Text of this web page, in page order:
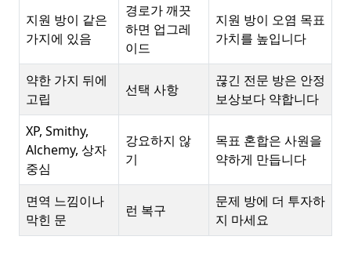
지원 방이 같은
가지에 있음
경로가 깨끗
하면 업그레
이드
지원 방이 오염 목표
가치를 높입니다
약한 가지 뒤에
고립
선택 사항
끊긴 전문 방은 안정
보상보다 약합니다
XP, Smithy,
Alchemy, 상자
중심
강요하지 않
기
목표 혼합은 사원을
약하게 만듭니다
면역 느낌이나
막힌 문
런 복구
문제 방에 더 투자하
지 마세요